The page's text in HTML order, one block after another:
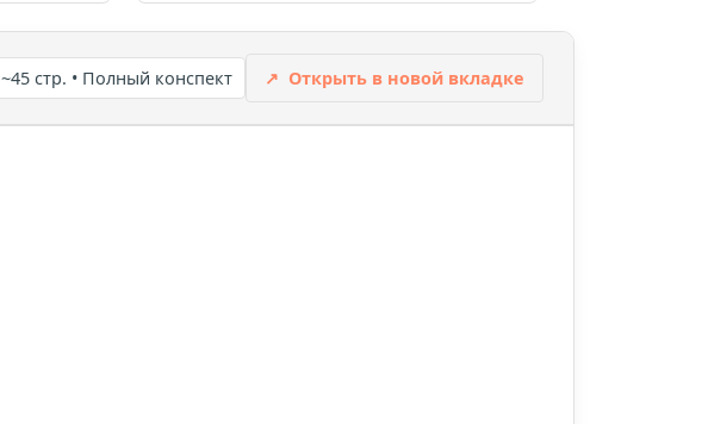
~45 стр. • Полный конспект ↗ Открыть в новой вкладке